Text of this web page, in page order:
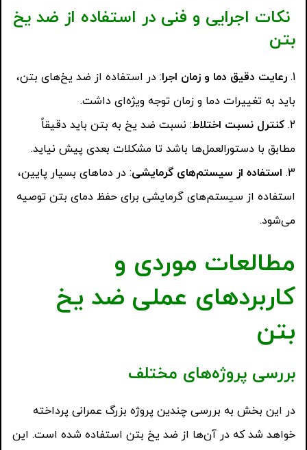
نکات اجرایی و فنی در استفاده از ضد یخ
بتن
رعایت دقیق دما و زمان اجرا: در استفاده از ضد یخ‌های بتن،
باید به تغییرات دما و زمان توجه ویژه‌ای داشت.
کنترل نسبت اختلاط: نسبت ضد یخ به بتن باید دقیقاً
مطابق با دستورالعمل‌ها باشد تا مشکلات بعدی پیش نیاید.
استفاده از سیستم‌های گرمایشی: در دماهای بسیار پایین،
استفاده از سیستم‌های گرمایشی برای حفظ دمای بتن توصیه
می‌شود.
مطالعات موردی و
کاربردهای عملی ضد یخ
بتن
بررسی پروژه‌های مختلف
در این بخش به بررسی چندین پروژه بزرگ عمرانی پرداخته
خواهد شد که در آن‌ها از ضد یخ بتن استفاده شده است. این